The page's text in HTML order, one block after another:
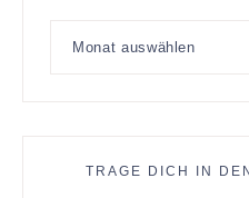
TRAGE DICH IN